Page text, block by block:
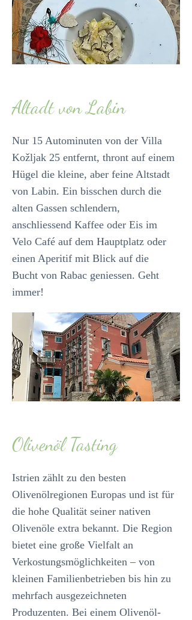
Altadt von Labin
Nur 15 Autominuten von der Villa
Kožljak 25 entfernt, thront auf einem
Hügel die kleine, aber feine Altstadt
von Labin. Ein bisschen durch die
alten Gassen schlendern,
anschliessend Kaffee oder Eis im
Velo Café auf dem Hauptplatz oder
einen Aperitif mit Blick auf die
Bucht von Rabac geniessen. Geht
immer!
Olivenöl Tasting
Istrien zählt zu den besten
Olivenölregionen Europas und ist für
die hohe Qualität seiner nativen
Olivenöle extra bekannt. Die Region
bietet eine große Vielfalt an
Verkostungsmöglichkeiten – von
kleinen Familienbetrieben bis hin zu
mehrfach ausgezeichneten
Produzenten. Bei einem Olivenöl-